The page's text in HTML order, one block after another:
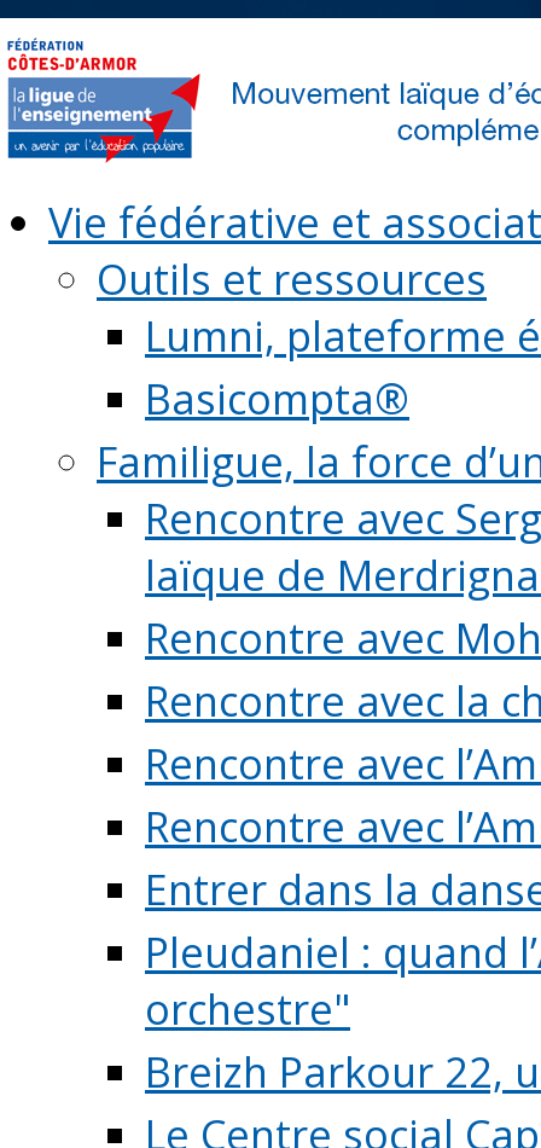
Vie fédérative et
Outils et ressources
Lumni, plateforme
Basicompta®
Familigue, la force
Rencontre avec
laïque de
Rencontre avec
Rencontre avec la
Rencontre avec
Rencontre avec
Entrer dans la
Pleudaniel : quand
orchestre"
Breizh Parkour 22,
Le Centre social